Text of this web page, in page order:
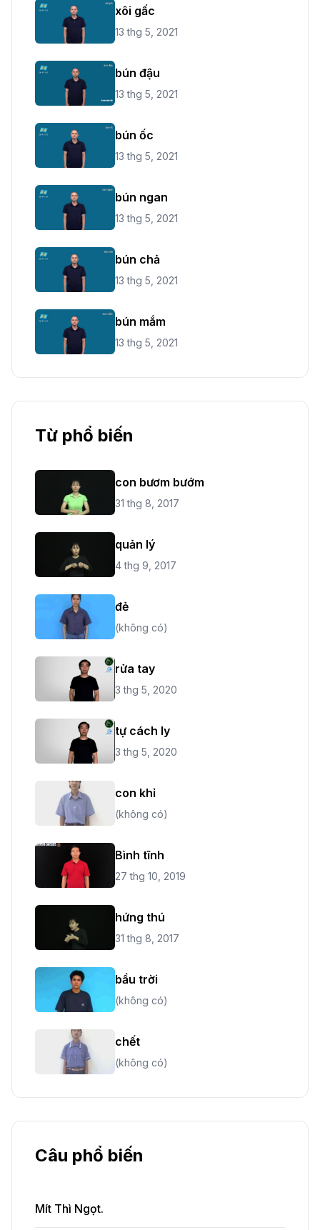
xôi gấc
13 thg 5, 2021
bún đậu
13 thg 5, 2021
bún ốc
13 thg 5, 2021
bún ngan
13 thg 5, 2021
bún chả
13 thg 5, 2021
bún mắm
13 thg 5, 2021
Từ phổ biến
con bươm bướm
31 thg 8, 2017
quản lý
4 thg 9, 2017
đẻ
(không có)
rửa tay
3 thg 5, 2020
tự cách ly
3 thg 5, 2020
con khỉ
(không có)
Bình tĩnh
27 thg 10, 2019
hứng thú
31 thg 8, 2017
bầu trời
(không có)
chết
(không có)
Câu phổ biến
Mít Thì Ngọt.